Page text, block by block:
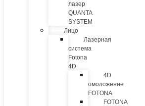
лазер
QUANTA
SYSTEM
Лицо
Лазерная
система
Fotona
4D
4D
омоложение
FOTONA
FOTONA